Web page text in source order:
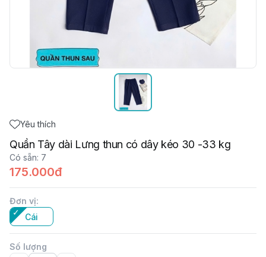
Yêu thích
Quần Tây dài Lưng thun có dây kéo 30 -33 kg
Có sẵn: 7
175.000đ
Đơn vị:
Cái
Số lượng